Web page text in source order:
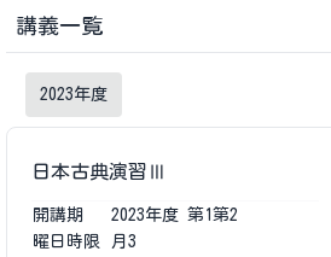
講義一覧
2023年度
日本古典演習Ⅲ
開講期 2023年度 第1第2
曜日時限
月3